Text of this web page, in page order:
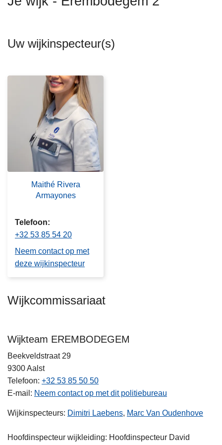
Uw wijkinspecteur(s)
Maithé Rivera
Armayones
Telefoon
+32 53 85 54 20
Neem contact op met
deze wijkinspecteur
Wijkcommissariaat
Wijkteam EREMBODEGEM
Beekveldstraat 29
9300Aalst
Telefoon +32 53 85 50 50
E-mail
Neem contact op met dit politiebureau
Wijkinspecteurs: Dimitri Laebens, Marc Van Oudenhove
Hoofdinspecteur wijkleiding: Hoofdinspecteur David